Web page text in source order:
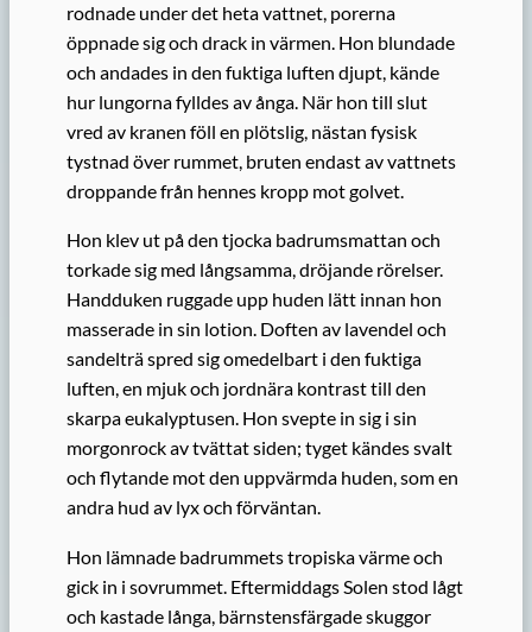
rodnade under det heta vattnet, porerna
öppnade sig och drack in värmen. Hon blundade
och andades in den fuktiga luften djupt, kände
hur lungorna fylldes av ånga. När hon till slut
vred av kranen föll en plötslig, nästan fysisk
tystnad över rummet, bruten endast av vattnets
droppande från hennes kropp mot golvet.
Hon klev ut på den tjocka badrumsmattan och
torkade sig med långsamma, dröjande rörelser.
Handduken ruggade upp huden lätt innan hon
masserade in sin lotion. Doften av lavendel och
sandelträ spred sig omedelbart i den fuktiga
luften, en mjuk och jordnära kontrast till den
skarpa eukalyptusen. Hon svepte in sig i sin
morgonrock av tvättat siden; tyget kändes svalt
och flytande mot den uppvärmda huden, som en
andra hud av lyx och förväntan.
Hon lämnade badrummets tropiska värme och
gick in i sovrummet. Eftermiddags Solen stod lågt
och kastade långa, bärnstensfärgade skuggor